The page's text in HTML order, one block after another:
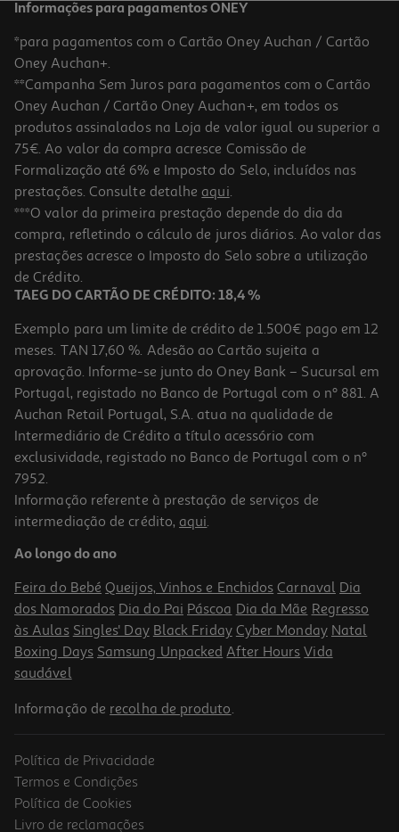
Informações para pagamentos ONEY
*para pagamentos com o Cartão Oney Auchan / Cartão
Oney Auchan+.
**Campanha Sem Juros para pagamentos com o Cartão
Oney Auchan / Cartão Oney Auchan+, em todos os
produtos assinalados na Loja de valor igual ou superior a
75€. Ao valor da compra acresce Comissão de
Formalização até 6% e Imposto do Selo, incluídos nas
prestações. Consulte detalhe aqui.
***O valor da primeira prestação depende do dia da
compra, refletindo o cálculo de juros diários. Ao valor das
prestações acresce o Imposto do Selo sobre a utilização
de Crédito.
TAEG DO CARTÃO DE CRÉDITO: 18,4 %
Exemplo para um limite de crédito de 1.500€ pago em 12
meses. TAN 17,60 %. Adesão ao Cartão sujeita a
aprovação. Informe-se junto do Oney Bank – Sucursal em
Portugal, registado no Banco de Portugal com o nº 881. A
Auchan Retail Portugal, S.A. atua na qualidade de
Intermediário de Crédito a título acessório com
exclusividade, registado no Banco de Portugal com o nº
7952.
Informação referente à prestação de serviços de
intermediação de crédito, aqui.
Ao longo do ano
Feira do Bebé Queijos, Vinhos e Enchidos Carnaval Dia
dos Namorados Dia do Pai Páscoa Dia da Mãe Regresso
às Aulas Singles' Day Black Friday Cyber Monday Natal
Boxing Days Samsung Unpacked After Hours Vida
saudável
Informação de recolha de produto.
Política de Privacidade
Termos e Condições
Política de Cookies
Livro de reclamações